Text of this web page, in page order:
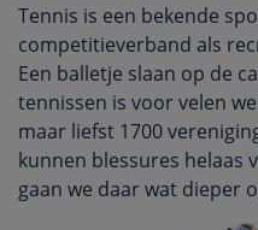
Tennis is een bekende
competitieverband als
Een balletje slaan op de
tennissen is voor velen
maar liefst 1700
kunnen blessures helaas
gaan we daar wat dieper